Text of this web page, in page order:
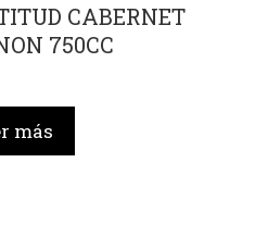
CABERNET
750CC
más